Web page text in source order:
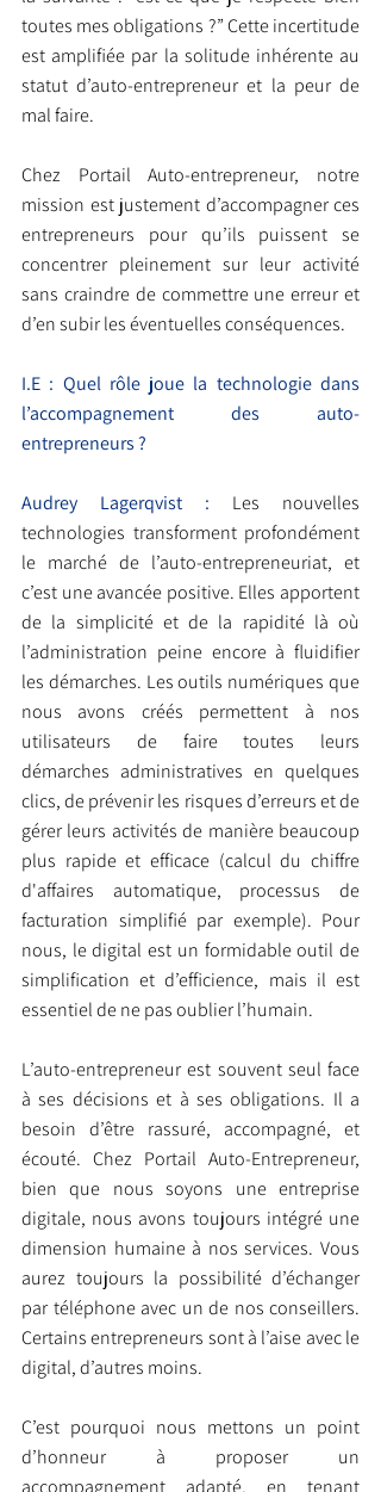
toutes mes obligations ?” Cette incertitude
est amplifiée par la solitude inhérente au
statut d’auto-entrepreneur et la peur de
mal faire.
Chez Portail Auto-entrepreneur, notre
mission est justement d’accompagner ces
entrepreneurs pour qu’ils puissent se
concentrer pleinement sur leur activité
sans craindre de commettre une erreur et
d’en subir les éventuelles conséquences.
I.E : Quel rôle joue la technologie dans
l’accompagnement des auto-
entrepreneurs ?
Audrey Lagerqvist : Les nouvelles
technologies transforment profondément
le marché de l’auto-entrepreneuriat, et
c’est une avancée positive. Elles apportent
de la simplicité et de la rapidité là où
l’administration peine encore à fluidifier
les démarches. Les outils numériques que
nous avons créés permettent à nos
utilisateurs de faire toutes leurs
démarches administratives en quelques
clics, de prévenir les risques d’erreurs et de
gérer leurs activités de manière beaucoup
plus rapide et efficace (calcul du chiffre
d'affaires automatique, processus de
facturation simplifié par exemple). Pour
nous, le digital est un formidable outil de
simplification et d’efficience, mais il est
essentiel de ne pas oublier l’humain.
L’auto-entrepreneur est souvent seul face
à ses décisions et à ses obligations. Il a
besoin d’être rassuré, accompagné, et
écouté. Chez Portail Auto-Entrepreneur,
bien que nous soyons une entreprise
digitale, nous avons toujours intégré une
dimension humaine à nos services. Vous
aurez toujours la possibilité d’échanger
par téléphone avec un de nos conseillers.
Certains entrepreneurs sont à l’aise avec le
digital, d’autres moins.
C’est pourquoi nous mettons un point
d’honneur à proposer un
accompagnement adapté, en tenant